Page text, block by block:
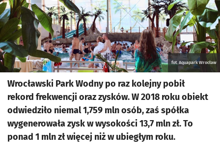
fot. Aquapark Wrocław
Wrocławski Park Wodny po raz kolejny pobił
rekord frekwencji oraz zysków. W 2018 roku obiekt
odwiedziło niemal 1,759 mln osób, zaś spółka
wygenerowała zysk w wysokości 13,7 mln zł. To
ponad 1 mln zł więcej niż w ubiegłym roku.